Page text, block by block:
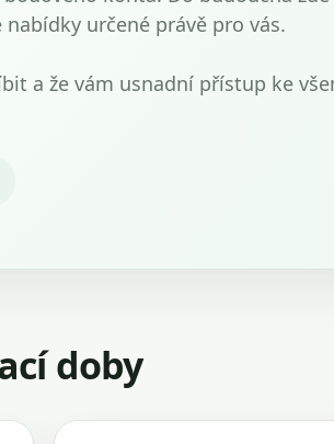
určené právě pro vás.
a že vám usnadní přístup ke
doby